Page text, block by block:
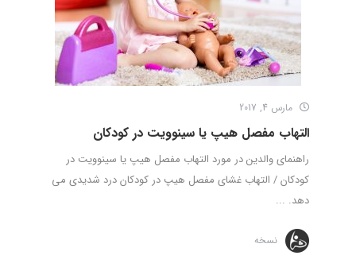
مارس 4, 2017
التهاب مفصل هیپ یا سینوویت در کودکان
راهنمای والدین در مورد التهاب مفصل هیپ یا سینوویت در
کودکان / التهاب غشای مفصل هیپ در کودکان درد شدیدی می
دهد. ...
نسخه